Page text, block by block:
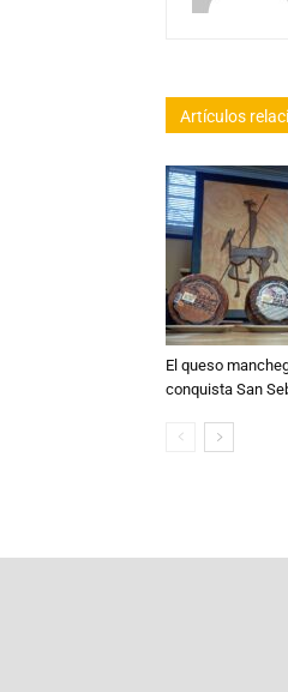
Artículos
El queso
conquista San